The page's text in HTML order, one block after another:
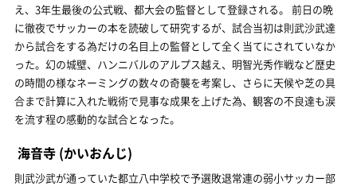
え、3年生最後の公式戦、都大会の監督として登録される。 前日の晩
に徹夜でサッカーの本を読破して研究するが、試合当初は則武沙武達
から試合をする為だけの名目上の監督として全く当てにされていなか
った。幻の城壁、ハンニバルのアルプス越え、明智光秀作戦など歴史
の時間の様なネーミングの数々の奇襲を考案し、さらに天候や芝の具
合まで計算に入れた戦術で見事な成果を上げた為、観客の不良達も涙
を流す程の感動的な試合となった。
海音寺 (かいおんじ)
則武沙武が通っていた都立八中学校で予選敗退常連の弱小サッカー部